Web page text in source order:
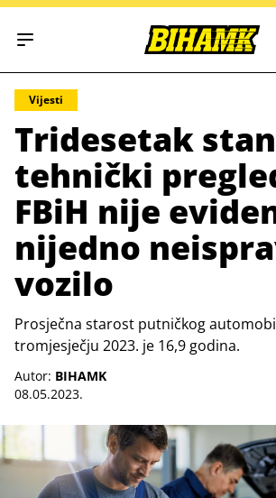
Open main menu
Vijesti
Tridesetak
tehnički
FBiH nije
nijedno
vozilo
Prosječna starost putničkog
tromjesječju 2023. je 16,9 godina.
Autor: BIHAMK
08.05.2023.